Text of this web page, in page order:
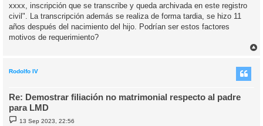
e
xxxx, inscripción que se transcribe y queda archivada en este registro
civil". La transcripción además se realiza de forma tardia, se hizo 11
años después del nacimiento del hijo. Podrían ser estos factores
motivos de requerimiento?
Rodolfo IV
Re: Demostrar filiación no matrimonial respecto al padre
para LMD
M
13 Sep 2023, 22:56